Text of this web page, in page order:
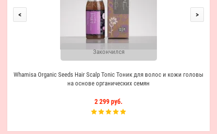
Закончился
Whamisa Organic Seeds Hair Scalp Tonic Тоник для волос и кожи головы
на основе органических семян
2 299 руб.
< >